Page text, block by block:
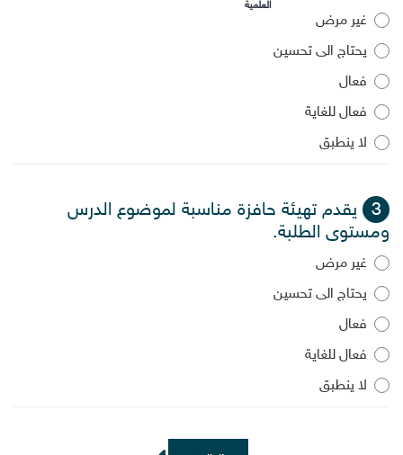
العلمية
غير مرض
يحتاج الى تحسين
فعال
فعال للغاية
لا ينطبق
3
يقدم تهيئة حافزة مناسبة لموضوع الدرس
ومستوى الطلبة.
غير مرض
يحتاج الى تحسين
فعال
فعال للغاية
لا ينطبق